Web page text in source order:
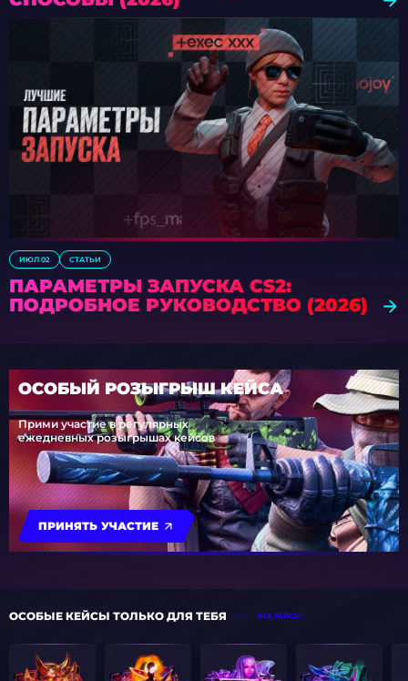
ИЮЛ 02 СТАТЬИ
ПАРАМЕТРЫ ЗАПУСКА CS2:
ПОДРОБНОЕ РУКОВОДСТВО (2026)
ОСОБЫЙ РОЗЫГРЫШ КЕЙСА
Прими участие в регулярных
ежедневных розыгрышах кейсов
ПРИНЯТЬ УЧАСТИЕ
ОСОБЫЕ КЕЙСЫ ТОЛЬКО ДЛЯ ТЕБЯ ВСЕ КЕЙСЫ